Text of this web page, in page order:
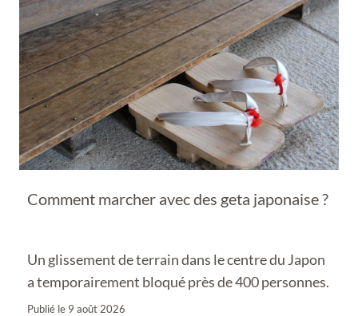
Comment marcher avec des geta japonaise ?
Un glissement de terrain dans le centre du Japon
a temporairement bloqué près de 400 personnes.
Publié le 9 août 2026